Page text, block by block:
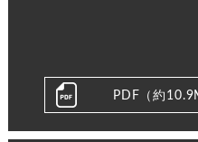
PDF（約